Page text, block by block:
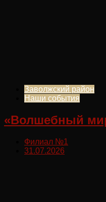
Заволжский район
Наши события
«Волшебный
Филиал №1
31.07.2026